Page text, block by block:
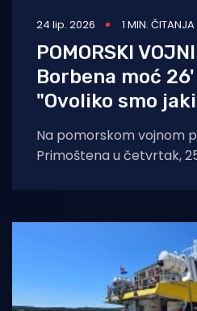
24 lip. 2026 1 MIN. ČITANJA
POMORSKI
Borbena moć
"Ovoliko smo
Na pomorskom vojnom
Primoštena u četvrtak,